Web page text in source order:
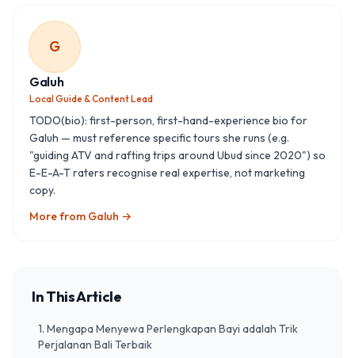
G
Galuh
Local Guide & Content Lead
TODO(bio): first-person, first-hand-experience bio for
Galuh — must reference specific tours she runs (e.g.
"guiding ATV and rafting trips around Ubud since 2020") so
E-E-A-T raters recognise real expertise, not marketing
copy.
More from Galuh →
In This Article
1. Mengapa Menyewa Perlengkapan Bayi adalah Trik
Perjalanan Bali Terbaik